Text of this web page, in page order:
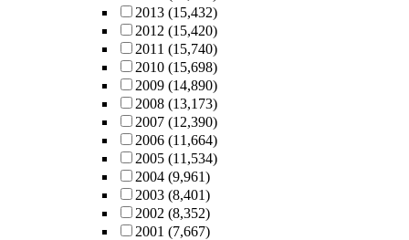
2013 (15,432)
2012 (15,420)
2011 (15,740)
2010 (15,698)
2009 (14,890)
2008 (13,173)
2007 (12,390)
2006 (11,664)
2005 (11,534)
2004 (9,961)
2003 (8,401)
2002 (8,352)
2001 (7,667)